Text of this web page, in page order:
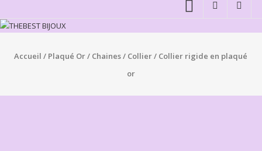
Accueil / Plaqué Or/ Chaines/ Collier/ Collier rigide en plaqué
or